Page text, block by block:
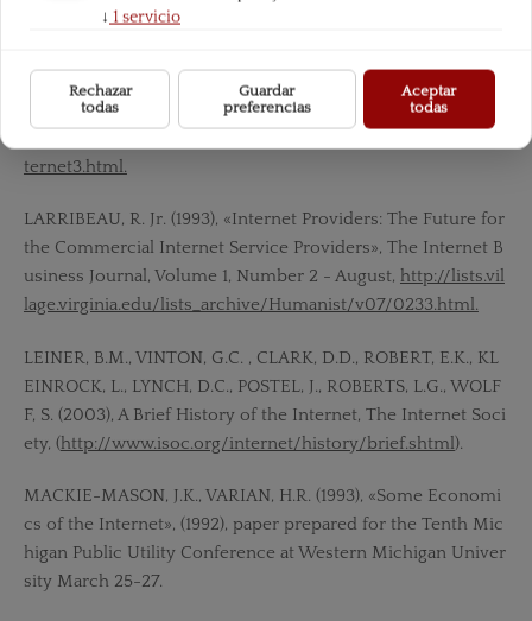
g-people.org/archives/interesting-people/199309/msg000
IRVINE, M., DRAKE, W. y DOWDY, E. (1999), Internet Industr
ternet3.html.
LARRIBEAU, R. Jr. (1993), «Internet Providers: The Future for
the Commercial Internet Service Providers», The Internet B
usiness Journal, Volume 1, Number 2 - August, http://lists.vil
lage.virginia.edu/lists_archive/Humanist/v07/0233.html.
LEINER, B.M., VINTON, G.C. , CLARK, D.D., ROBERT, E.K., KL
EINROCK, L., LYNCH, D.C., POSTEL, J., ROBERTS, L.G., WOLF
F, S. (2003), A Brief History of the Internet, The Internet Soci
ety, (http://www.isoc.org/internet/history/brief.shtml).
MACKIE-MASON, J.K., VARIAN, H.R. (1993), «Some Economi
cs of the Internet», (1992), paper prepared for the Tenth Mic
higan Public Utility Conference at Western Michigan Univer
sity March 25-27.
↓ 1servicio
Rechazar
todas
Guardar
preferencias
Aceptar
todas